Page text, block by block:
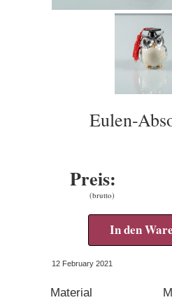
Material
Preis:
(brutto)
In den
Eulen-
12 February 2021